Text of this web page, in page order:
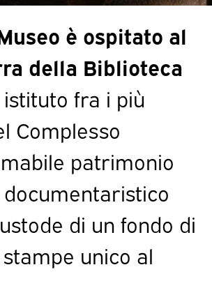
è ospitato al
della Biblioteca
istituto fra i più
Complesso
patrimonio
di un fondo di
unico al